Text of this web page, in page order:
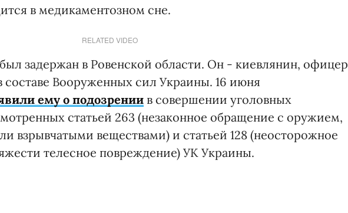
в медикаментозном сне.
RELATED VIDEO
задержан в Ровенской области. Он - киевлянин, офицер
составе Вооруженных сил Украины. 16 июня
ему о подозрении в совершении уголовных
статьей 263 (незаконное обращение с оружием,
взрывчатыми веществами) и статьей 128 (неосторожное
телесное повреждение) УК Украины.